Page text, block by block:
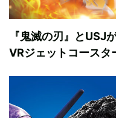
『鬼滅の刃』と
VRジェットコースタ